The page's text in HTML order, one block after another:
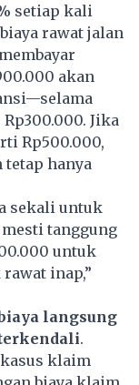
setiap kali
rawat jalan
akan
Jika
Rp500.000,
tetap hanya
sekali untuk
tanggung
untuk
inap,”
langsung
.
klaim